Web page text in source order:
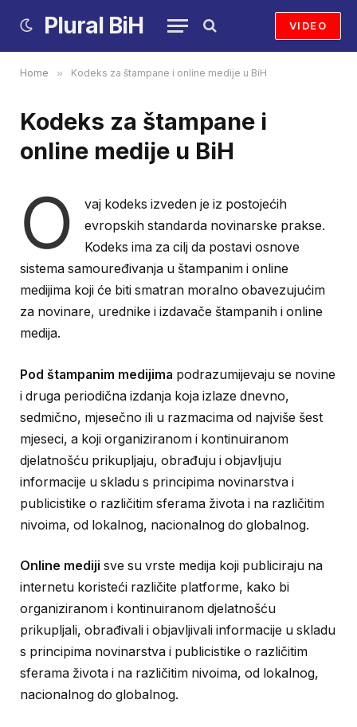
Plural BiH VIDEO
Home » Kodeks za štampane i online medije u BiH
Kodeks za štampane i
online medije u BiH
O
vaj kodeks izveden je iz postojećih
evropskih standarda novinarske prakse.
Kodeks ima za cilj da postavi osnove
sistema samouređivanja u štampanim i online
medijima koji će biti smatran moralno obavezujućim
za novinare, urednike i izdavače štampanih i online
medija.
Pod štampanim medijima podrazumijevaju se novine
i druga periodična izdanja koja izlaze dnevno,
sedmično, mjesečno ili u razmacima od najviše šest
mjeseci, a koji organiziranom i kontinuiranom
djelatnošću prikupljaju, obrađuju i objavljuju
informacije u skladu s principima novinarstva i
publicistike o različitim sferama života i na različitim
nivoima, od lokalnog, nacionalnog do globalnog.
Online mediji sve su vrste medija koji publiciraju na
internetu koristeći različite platforme, kako bi
organiziranom i kontinuiranom djelatnošću
prikupljali, obrađivali i objavljivali informacije u skladu
s principima novinarstva i publicistike o različitim
sferama života i na različitim nivoima, od lokalnog,
nacionalnog do globalnog.